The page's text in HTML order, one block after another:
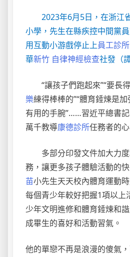
2023年6月5日，在浙江
小學，先生在縣疾控中間黨
用互動小游戲停止上員工診
華新竹 自律神經檢查社發（
“讓孩子們跑起來”“要長
樂練得棒棒的”“體育錘煉是
有用的手腕”……習近平總書
萬千教導康德診所任務者的心
多部分印發文件加大力
務，讓更多孩子體驗活動的
苗小先生天天校內體育運動
每個青少年較好把握1項以
少年文明進修和體育錘煉和
成畢生的喜好和活動習氣。
他的單戀不再是浪漫的傻氣